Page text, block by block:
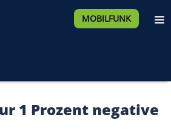
MOBILFUNK
1 Prozent negative